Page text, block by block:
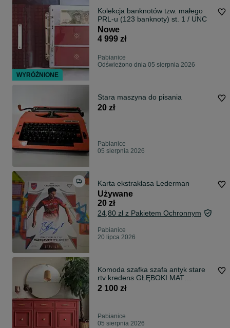
Kolekcja banknotów tzw. małego
PRL-u (123 banknoty) st. 1 / UNC
Nowe
4 999 zł
Pabianice
Odświeżono dnia 05 sierpnia 2026
Stara maszyna do pisania
20 zł
Pabianice
05 sierpnia 2026
Karta ekstraklasa Lederman
Używane
20 zł
24,80 zł z Pakietem Ochronnym
Pabianice
20 lipca 2026
Komoda szafka szafa antyk stare
rtv kredens GŁĘBOKI MAT
KREDOWY
2 100 zł
Pabianice
05 sierpnia 2026
WYRÓŻNIONE